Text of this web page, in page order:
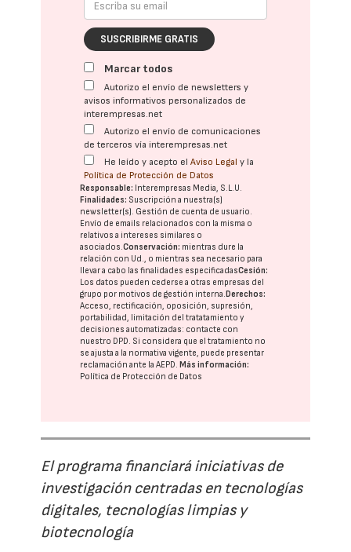
SUSCRIBIRME GRATIS
Marcar todos
Autorizo el envío de newsletters y
avisos informativos personalizados de
interempresas.net
Autorizo el envío de comunicaciones
de terceros vía interempresas.net
He leído y acepto elAviso Legal y la
Política de Protección de Datos
Responsable: Interempresas Media, S.L.U.
Finalidades: Suscripción a nuestra(s)
newsletter(s). Gestión de cuenta de usuario.
Envío de emails relacionados con la misma o
relativos a intereses similares o
asociados.Conservación: mientras dure la
relación con Ud., o mientras sea necesario para
llevar a cabo las finalidades especificadasCesión:
Los datos pueden cederse a otras empresas del
grupo por motivos de gestión interna.Derechos:
Acceso, rectificación, oposición, supresión,
portabilidad, limitación del tratatamiento y
decisiones automatizadas: contacte con
nuestro DPD. Si considera que el tratamiento no
se ajusta a la normativa vigente, puede presentar
reclamación ante laAEPD.Más información:
Política de Protección de Datos
El programa financiará iniciativas de
investigación centradas en tecnologías
digitales, tecnologías limpias y
biotecnología